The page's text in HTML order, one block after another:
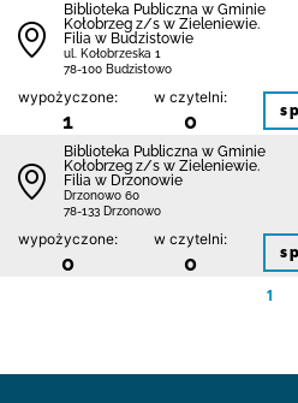
Biblioteka Publiczna w Gminie
Kołobrzeg z/s w Zieleniewie.
Filia w Budzistowie
ul. Kołobrzeska 1
78-100 Budzistowo
wypożyczone:
1
w czytelni:
0
Biblioteka Publiczna w Gminie
Kołobrzeg z/s w Zieleniewie.
Filia w Drzonowie
Drzonowo 60
78-133 Drzonowo
wypożyczone:
0
w czytelni:
0
1